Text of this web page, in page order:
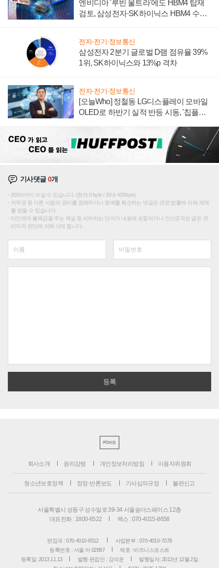
엔비디아 '루빈 울트라'에도 HBM4 탑재
검토, 삼성전자·SK하이닉스 HBM4 수율
전자·전기·정보통신
삼성전자 2분기 글로벌 D램 점유율 39%
1위, SK하이닉스와 13%p 격차
전자·전기·정보통신
[오늘Who] 정철동 LG디스플레이 모바일
OLED로 하반기 실적 반등 시동, '칩플레
기사댓글0개
200자까지 쓰실 수 있습니다. (현재 0 byte / 최대 400byte)
저작권 등 다른 사람의 권리를 침해하거나 명예를 훼손하는 댓글은 관련 법률에 의해 제재
를 받을 수 있습니다.
타인에게 불쾌감을 주는 욕설 등 비하하는 단어가 내용에 포함되거나 인신공격성 글은 관
리자의 판단에 의해 삭제 합니다.
PC버전
회사소개 윤리강령 개인정보처리방침 이용자위원회
청소년보호정책 정정·반론보도 기사심의규정 불편신고
서울특별시 성동구 성수일로 39-34 서울숲더스페이스 12층
대표전화 : 1800-6522
팩스 : 070-4015-8658
편집국 : 070-4010-8512
사업본부 : 070-4010-7078
등록번호 : 서울 아 02897
제호 : 비즈니스포스트
등록일: 2013.11.13
발행·편집인 : 강석운
발행일자: 2013년 12월 2일